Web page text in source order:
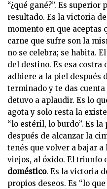
“¿qué gané?”. Es
resultado. Es la victoria
momento en que aceptas
carne que sufre son la
no se celebra; se habita. El
del destino. Es esa costra
adhiere a la piel después
terminado y te das
detuvo a aplaudir. Es lo
agota y solo resta la
“lo estéril, lo burdo”. Es
después de alcanzar la
tenés que volver a bajar a
viejos, al óxido. El triunfo
doméstico. Es la victoria
propios deseos. Es “lo